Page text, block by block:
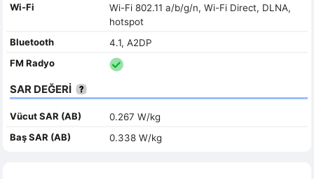
Wi-Fi
Wi-Fi 802.11 a/b/g/n, Wi-Fi Direct, DLNA,
hotspot
Bluetooth
4.1, A2DP
FM Radyo
SAR DEĞERİ
Vücut SAR (AB)
0.267 W/kg
Baş SAR (AB)
0.338 W/kg